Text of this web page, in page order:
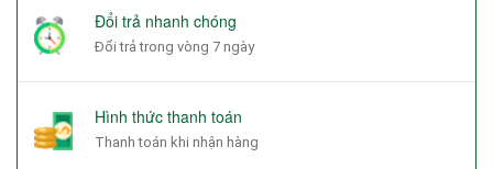
Đổi trả nhanh chóng
Đổi trả trong vòng 7 ngày
Hình thức thanh toán
Thanh toán khi nhận hàng